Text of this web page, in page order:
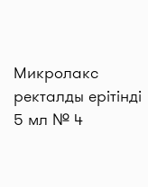
Микролакс
ректалды ерітінді
5 мл № 4